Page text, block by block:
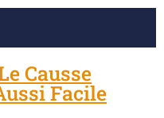
Causse
Facile